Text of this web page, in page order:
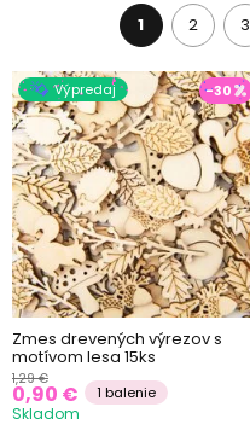
1 2 3
Výpredaj -30
Zmes drevených výrezov s
motívom lesa 15ks
1,29 €
0,90 € 1 balenie
Skladom